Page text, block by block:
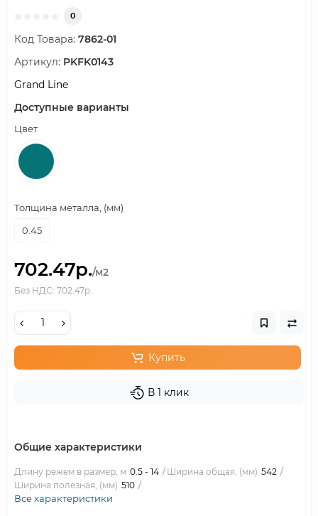
0
Код Товара: 7862-01
Артикул: PKFK0143
Grand Line
Доступные варианты
Цвет
Толщина металла, (мм)
0.45
702.47р./м2
Без НДС: 702.47р.
Купить
В 1 клик
Общие характеристики
Длину режем в размер, м 0.5 - 14 Ширина общая, (мм) 542
Ширина полезная, (мм) 510
Все характеристики